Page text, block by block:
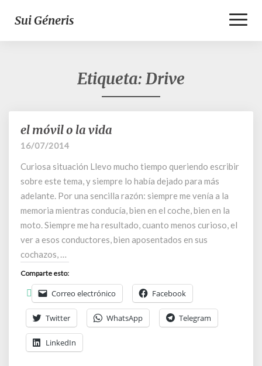
Sui Géneris
Etiqueta:Drive
el
móvil
la
vida
el móvil o la vida
16/07/2014
Curiosa situación Llevo mucho tiempo queriendo escribir
sobre este tema, y siempre lo había dejado para más
adelante. Por una sencilla razón: siempre me venía a la
memoria mientras conducía, bien en el coche, bien en la
moto. Siempre me ha resultado, cuanto menos curioso, el
ver a esos conductores, bien aposentados en sus
cochazos, …
Comparte esto:
Correo electrónico Facebook
Twitter WhatsApp Telegram
LinkedIn